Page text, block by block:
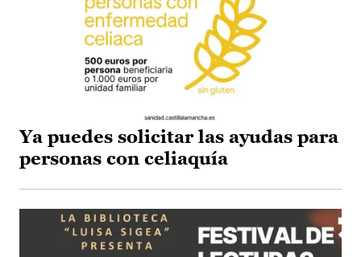
Ya puedes solicitar las ayudas para
personas con celiaquía